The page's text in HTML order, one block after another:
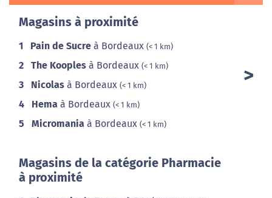
Magasins à proximité
1 Pain de Sucre à Bordeaux (< 1 km)
2 The Kooples à Bordeaux (< 1 km)
3 Nicolas à Bordeaux (< 1 km)
4 Hema à Bordeaux (< 1 km)
5 Micromania à Bordeaux (< 1 km)
Magasins de la catégorie Pharmacie
à proximité